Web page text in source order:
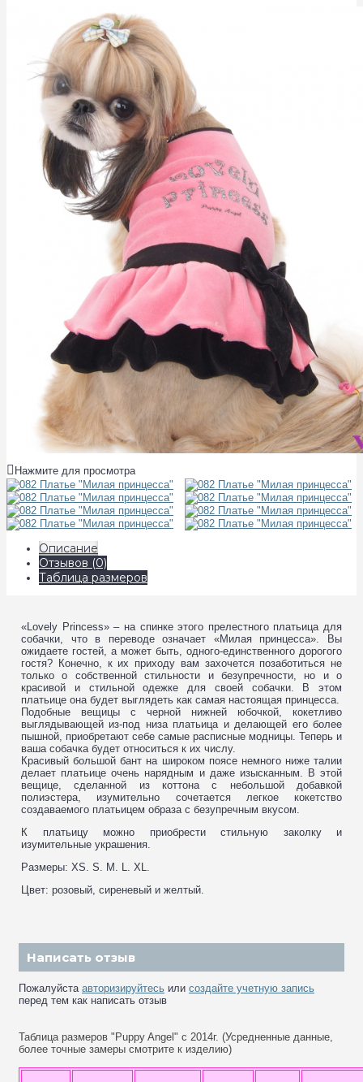
Нажмите для просмотра
Описание
Отзывов (0)
Таблица размеров
«Lovely Princess» – на спинке этого прелестного платьица для
собачки, что в переводе означает «Милая принцесса». Вы
ожидаете гостей, а может быть, одного-единственного дорогого
гостя? Конечно, к их приходу вам захочется позаботиться не
только о собственной стильности и безупречности, но и о
красивой и стильной одежке для своей собачки. В этом
платьице она будет выглядеть как самая настоящая принцесса.
Подобные вещицы с черной нижней юбочкой, кокетливо
выглядывающей из-под низа платьица и делающей его более
пышной, приобретают себе самые расписные модницы. Теперь и
ваша собачка будет относиться к их числу.
Красивый большой бант на широком поясе немного ниже талии
делает платьице очень нарядным и даже изысканным. В этой
вещице, сделанной из коттона с небольшой добавкой
полиэстера, изумительно сочетается легкое кокетство
создаваемого платьицем образа с безупречным вкусом.
К платьицу можно приобрести стильную заколку и
изумительные украшения.
Размеры: XS. S. M. L. XL.
Цвет: розовый, сиреневый и желтый.
Написать отзыв
Пожалуйста авторизируйтесь или создайте учетную запись
перед тем как написать отзыв
Таблица размеров "Puppy Angel" с 2014г. (Усредненные данные,
более точные замеры смотрите к изделию)